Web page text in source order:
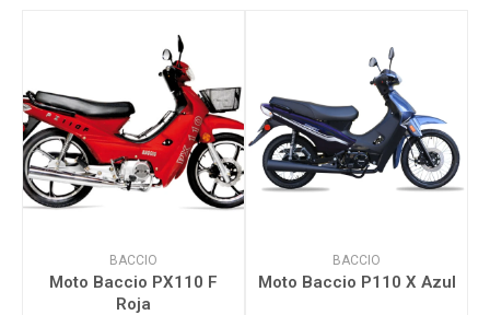
BACCIO
Moto Baccio PX110 F
Roja
BACCIO
Moto Baccio P110 X Azul
Climatización